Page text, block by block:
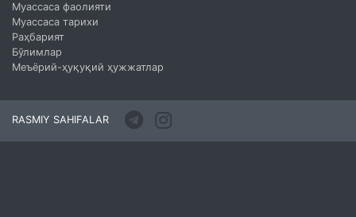
Муассаса фаолияти
Муассаса тарихи
Раҳбарият
Бўлимлар
Меъёрий-ҳуқуқий ҳужжатлар
RASMIY SAHIFALAR